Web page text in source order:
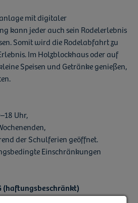
mit digitaler
kann jeder auch sein Rodelerlebnis
Somit wird die Rodelabfahrt zu
Im Holzblockhaus oder auf
Speisen und Getränke genießen,
Uhr,
der Schulferien geöffnet.
Einschränkungen
(haftungsbeschränkt)